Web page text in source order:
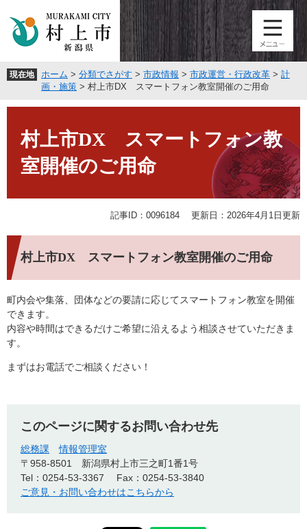
頭
す
飛
し
現在地 ホーム > 分類でさがす > 市政情報 > 市政運営・行政改革 > 計
画・施策 > 村上市DX スマートフォン教室開催のご用命
村上市DX スマートフォン教
室開催のご用命
記事ID：0096184 更新日：2026年4月1日更新
村上市DX スマートフォン教室開催のご用命
町内会や集落、団体などの要請に応じてスマートフォン教室を開催
できます。
内容や時間はできるだけご希望に沿えるよう相談させていただきま
す。
まずはお電話でご相談ください！
このページに関するお問い合わせ先
総務課
情報管理室
〒958-8501
新潟県村上市三之町1番1号
Tel：0254-53-3367
Fax：0254-53-3840
ご意見・お問い合わせはこちらから